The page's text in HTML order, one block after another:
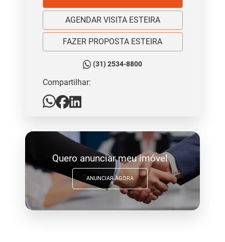
AGENDAR VISITA ESTEIRA
FAZER PROPOSTA ESTEIRA
(31) 2534-8800
Compartilhar:
Quero anunciar meu imóvel
ANUNCIAR AGORA